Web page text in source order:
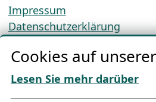
Impressum
Datenschutzerklärung
AGBs
Download „Nordic Tango“
Cookies auf
Lesen Sie mehr darüber